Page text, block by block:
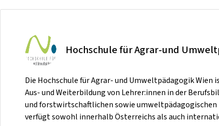
Hochschule für Agrar-und
Die Hochschule für Agrar- und Umweltpädagogik Wien
Aus- und Weiterbildung von Lehrer:innen in der
und forstwirtschaftlichen sowie umweltpädagogischen
verfügt sowohl innerhalb Österreichs als auch